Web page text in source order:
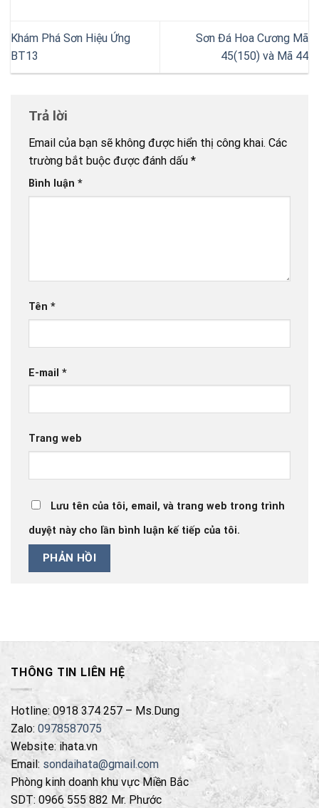
Khám Phá Sơn Hiệu Ứng
BT13
Sơn Đá Hoa Cương Mã
45(150) và Mã 44
Trả lời
Email của bạn sẽ không được hiển thị công khai. Các
trường bắt buộc được đánh dấu *
Bình luận *
Tên *
E-mail *
Trang web
Lưu tên của tôi, email, và trang web trong trình
duyệt này cho lần bình luận kế tiếp của tôi.
THÔNG TIN LIÊN HỆ
Hotline: 0918 374 257 – Ms.Dung
Zalo: 0978587075
Website: ihata.vn
Email: sondaihata@gmail.com
Phòng kinh doanh khu vực Miền Bắc
SDT: 0966 555 882 Mr. Phước